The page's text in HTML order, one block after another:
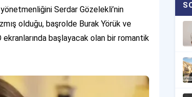
Serdar Gözelekli’nin
olduğu, başrolde Burak Yörük ve
ekranlarında başlayacak olan bir romantik